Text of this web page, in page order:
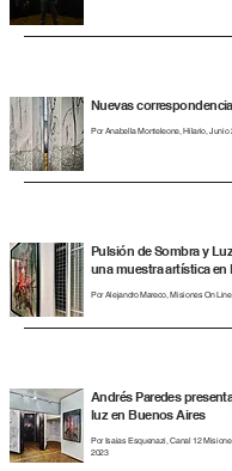
Nuevas
Por Anabella Monteleone, Hilario, Junio
Pulsión de Sombra y
una muestra artística en
Por Alejandro Mareco, Misiones On
Andrés Paredes
luz en Buenos Aires
Por Isaias Esquenazi, Canal 12
2023